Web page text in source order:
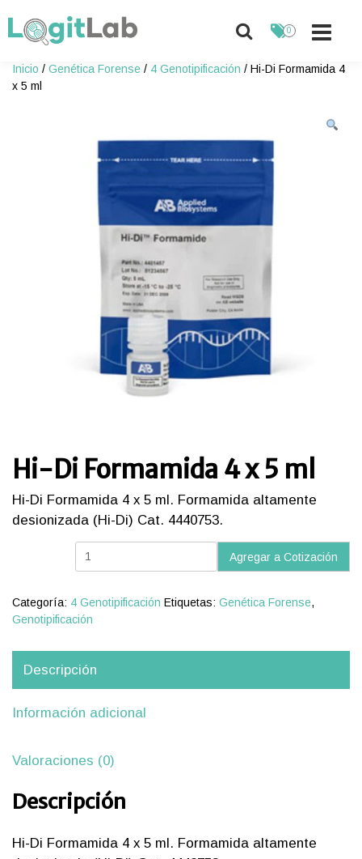
Skip
0
Inicio / Genética Forense / 4 Genotipificación / Hi-Di Formamida 4
x 5 ml
Hi-Di Formamida 4 x 5 ml
Hi-Di Formamida 4 x 5 ml. Formamida altamente
desionizada (Hi-Di) Cat. 4440753.
4
x
ml
cantidad
Agregar a Cotización
Categoría: 4 Genotipificación Etiquetas: Genética Forense,
Genotipificación
Descripción
Información adicional
Valoraciones (0)
Descripción
Hi-Di Formamida 4 x 5 ml. Formamida altamente